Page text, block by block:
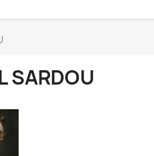
SARDOU